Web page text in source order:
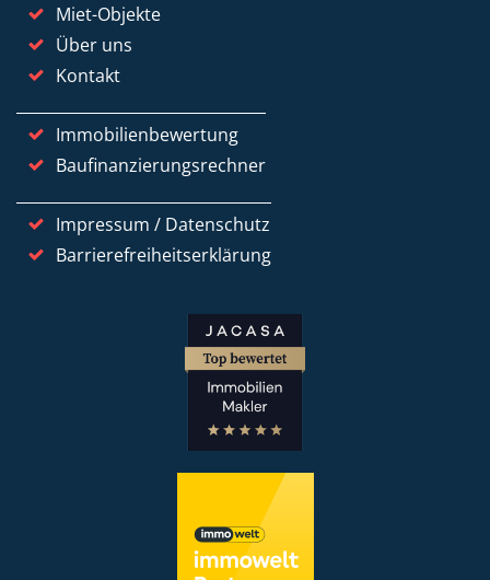
Miet-Objekte
Über uns
Kontakt
Immobilienbewertung
Baufinanzierungsrechner
Impressum / Datenschutz
Barrierefreiheitserklärung